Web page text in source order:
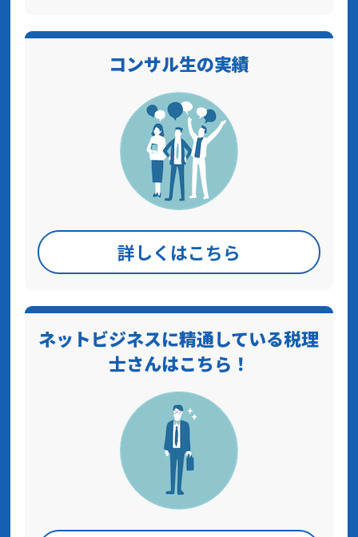
コンサル生の実績
詳しくはこちら
ネットビジネスに精通している税理
士さんはこちら！